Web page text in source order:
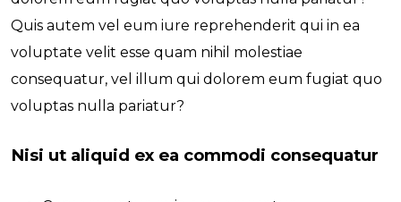
Quis autem vel eum iure reprehenderit qui in ea
voluptate velit esse quam nihil molestiae
consequatur, vel illum qui dolorem eum fugiat quo
voluptas nulla pariatur?
Nisi ut aliquid ex ea commodi consequatur